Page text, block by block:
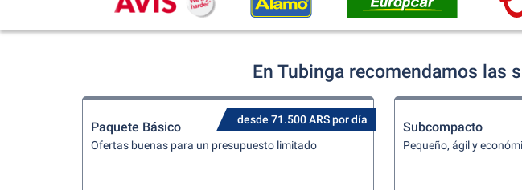
En Tubinga recomendamos las
desde 71.500 ARS por día
Paquete Básico
Ofertas buenas para un presupuesto limitado
Subcompacto
Pequeño, ágil y